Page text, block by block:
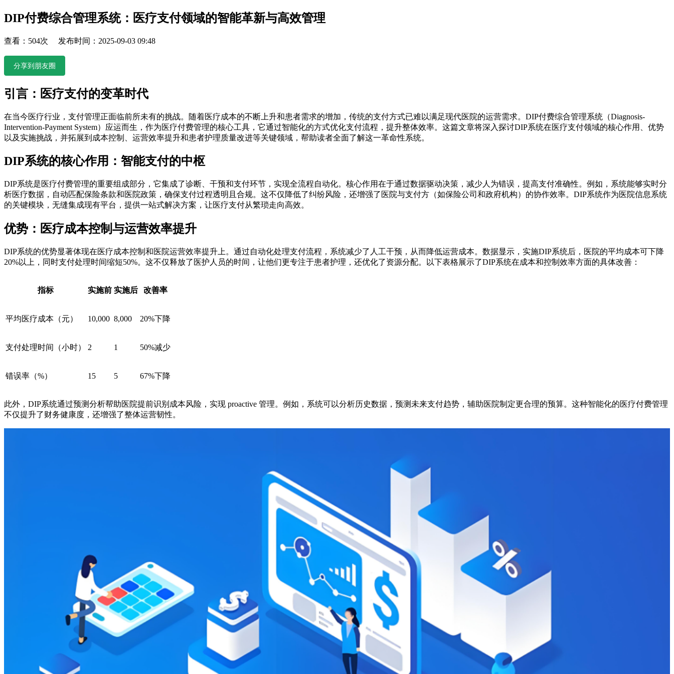
DIP付费综合管理系统：医疗支付领域的智能革新与高效管理
查看：504次 发布时间：2025-09-03 09:48
分享到朋友圈
引言：医疗支付的变革时代
在当今医疗行业，支付管理正面临前所未有的挑战。随着医疗成本的不断上升和患者需求的增加，传统的支付方式已难以满足现代医院的运营需求。DIP付费综合管理系统（Diagnosis-
Intervention-Payment System）应运而生，作为医疗付费管理的核心工具，它通过智能化的方式优化支付流程，提升整体效率。这篇文章将深入探讨DIP系统在医疗支付领域的核心作用、优势
以及实施挑战，并拓展到成本控制、运营效率提升和患者护理质量改进等关键领域，帮助读者全面了解这一革命性系统。
DIP系统的核心作用：智能支付的中枢
DIP系统是医疗付费管理的重要组成部分，它集成了诊断、干预和支付环节，实现全流程自动化。核心作用在于通过数据驱动决策，减少人为错误，提高支付准确性。例如，系统能够实时分
析医疗数据，自动匹配保险条款和医院政策，确保支付过程透明且合规。这不仅降低了纠纷风险，还增强了医院与支付方（如保险公司和政府机构）的协作效率。DIP系统作为医院信息系统
的关键模块，无缝集成现有平台，提供一站式解决方案，让医疗支付从繁琐走向高效。
优势：医疗成本控制与运营效率提升
DIP系统的优势显著体现在医疗成本控制和医院运营效率提升上。通过自动化处理支付流程，系统减少了人工干预，从而降低运营成本。数据显示，实施DIP系统后，医院的平均成本可下降
20%以上，同时支付处理时间缩短50%。这不仅释放了医护人员的时间，让他们更专注于患者护理，还优化了资源分配。以下表格展示了DIP系统在成本和控制效率方面的具体改善：
指标 实施前 实施后 改善率
平均医疗成本（元） 10,000 8,000 20%下降
支付处理时间（小时） 2 1 50%减少
错误率（%） 15 5 67%下降
此外，DIP系统通过预测分析帮助医院提前识别成本风险，实现 proactive 管理。例如，系统可以分析历史数据，预测未来支付趋势，辅助医院制定更合理的预算。这种智能化的医疗付费管理
不仅提升了财务健康度，还增强了整体运营韧性。